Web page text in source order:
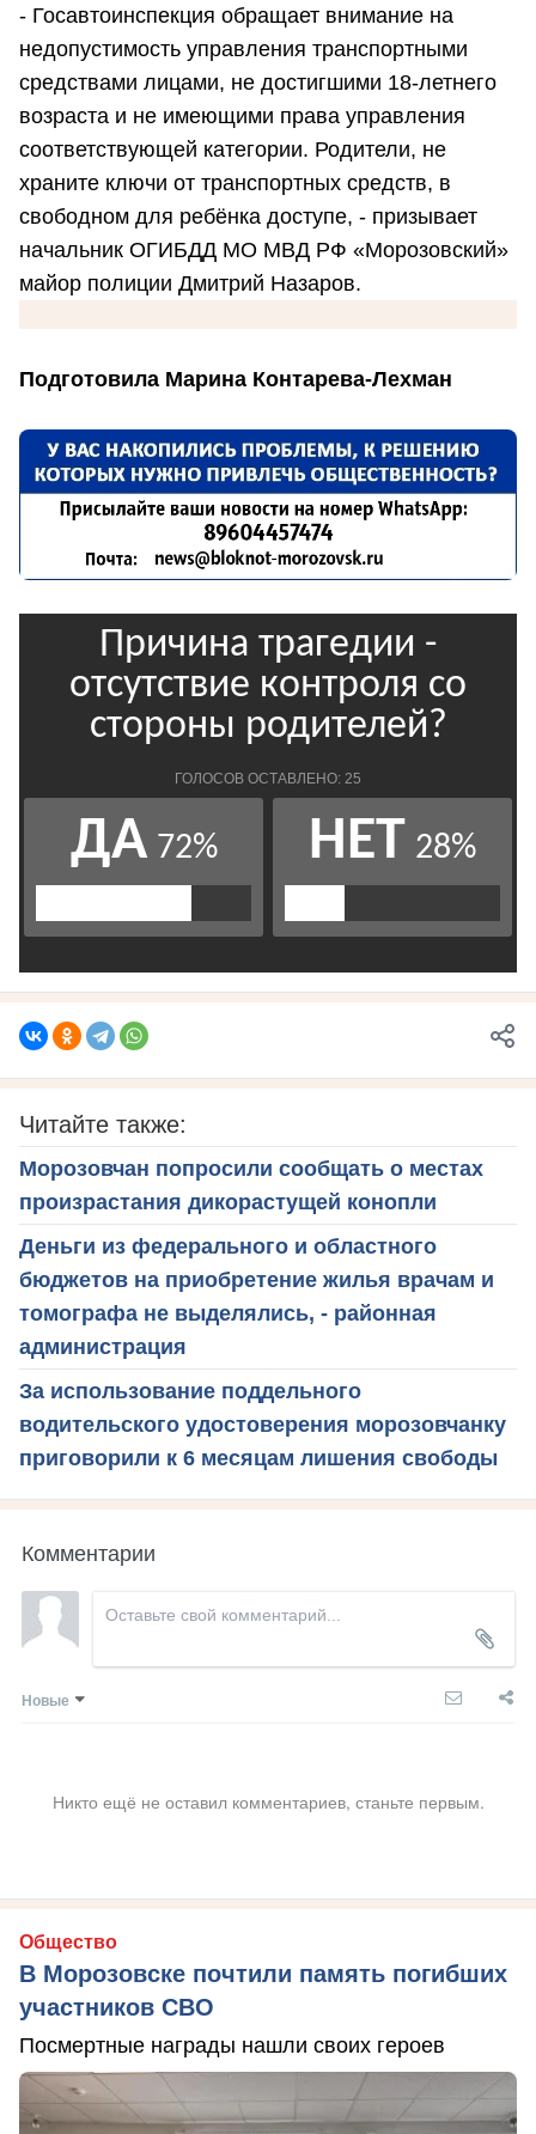
- Госавтоинспекция обращает внимание на
недопустимость управления транспортными
средствами лицами, не достигшими 18-летнего
возраста и не имеющими права управления
соответствующей категории. Родители, не
храните ключи от транспортных средств, в
свободном для ребёнка доступе, - призывает
начальник ОГИБДД МО МВД РФ «Морозовский»
майор полиции Дмитрий Назаров.
Подготовила Марина Контарева-Лехман
Читайте также:
Морозовчан попросили сообщать о местах
произрастания дикорастущей конопли
Деньги из федерального и областного
бюджетов на приобретение жилья врачам и
томографа не выделялись, - районная
администрация
За использование поддельного
водительского удостоверения морозовчанку
приговорили к 6 месяцам лишения свободы
Комментарии
Новые
Никто ещё не оставил комментариев, станьте первым.
Общество
В Морозовске почтили память погибших
участников СВО
Посмертные награды нашли своих героев